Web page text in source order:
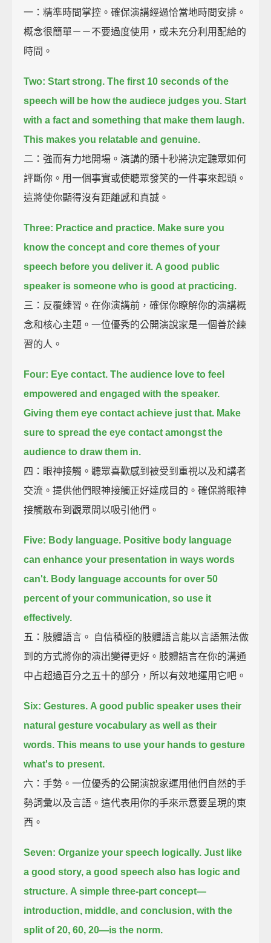
一：精準時間掌控。確保演講經過恰當地時間安排。
概念很簡單－－不要過度使用，或未充分利用配給的
時間。
Two: Start strong. The first 10 seconds of the
speech will be how the audiece judges you. Start
with a fact and something that make them laugh.
This makes you relatable and genuine.
二：強而有力地開場。演講的頭十秒將決定聽眾如何
評斷你。用一個事實或使聽眾發笑的一件事來起頭。
這將使你顯得沒有距離感和真誠。
Three: Practice and practice. Make sure you
know the concept and core themes of your
speech before you deliver it. A good public
speaker is someone who is good at practicing.
三：反覆練習。在你演講前，確保你瞭解你的演講概
念和核心主題。一位優秀的公開演說家是一個善於練
習的人。
Four: Eye contact. The audience love to feel
empowered and engaged with the speaker.
Giving them eye contact achieve just that. Make
sure to spread the eye contact amongst the
audience to draw them in.
四：眼神接觸。聽眾喜歡感到被受到重視以及和講者
交流。提供他們眼神接觸正好達成目的。確保將眼神
接觸散布到觀眾間以吸引他們。
Five: Body language. Positive body language
can enhance your presentation in ways words
can't. Body language accounts for over 50
percent of your communication, so use it
effectively.
五：肢體語言。 自信積極的肢體語言能以言語無法做
到的方式將你的演出變得更好。肢體語言在你的溝通
中占超過百分之五十的部分，所以有效地運用它吧。
Six: Gestures. A good public speaker uses their
natural gesture vocabulary as well as their
words. This means to use your hands to gesture
what's to present.
六：手勢。一位優秀的公開演說家運用他們自然的手
勢詞彙以及言語。這代表用你的手來示意要呈現的東
西。
Seven: Organize your speech logically. Just like
a good story, a good speech also has logic and
structure. A simple three-part concept—
introduction, middle, and conclusion, with the
split of 20, 60, 20—is the norm.